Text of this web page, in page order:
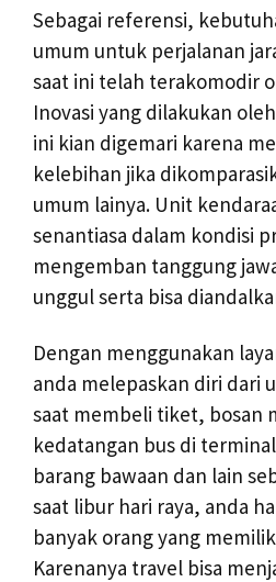
Sebagai referensi,
umum untuk perjalanan
saat ini telah terakomodir
Inovasi yang dilakukan
ini kian digemari karena
kelebihan jika
umum lainya. Unit
senantiasa dalam kondisi
mengemban tanggung
unggul serta bisa
Dengan menggunakan
anda melepaskan diri dari
saat membeli tiket, bosan
kedatangan bus di
barang bawaan dan lain
saat libur hari raya, anda
banyak orang yang
Karenanya travel bisa